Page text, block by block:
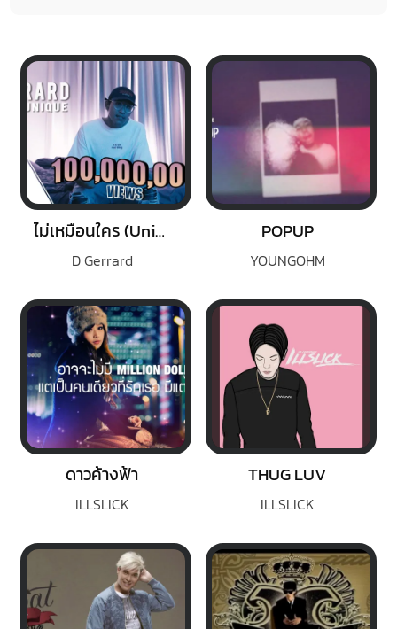
ไม่เหมือนใคร (Unique)
D Gerrard
POPUP
YOUNGOHM
ดาวค้างฟ้า
ILLSLICK
THUG LUV
ILLSLICK